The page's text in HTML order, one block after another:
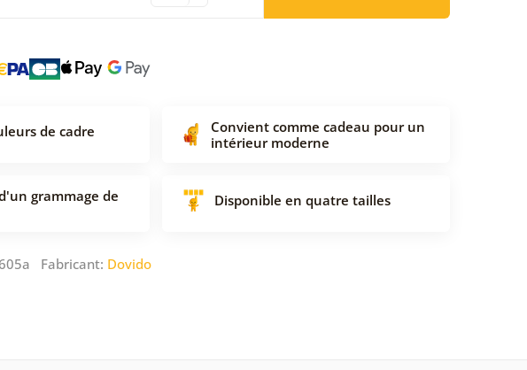
de cadre
Convient comme cadeau pour un
intérieur moderne
grammage de
Disponible en quatre tailles
Fabricant: Dovido